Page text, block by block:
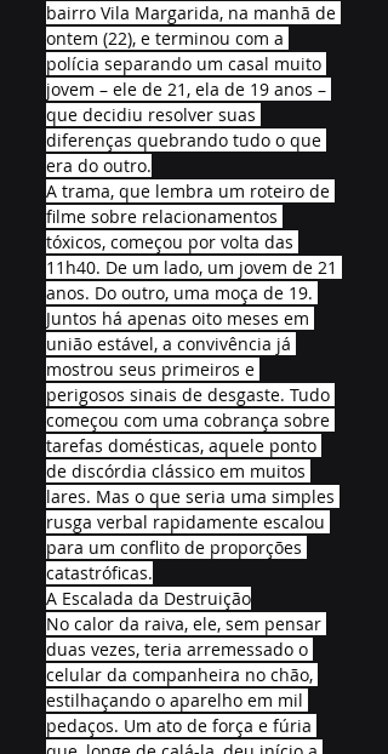
bairro Vila Margarida, na manhã de
ontem (22), e terminou com a
polícia separando um casal muito
jovem – ele de 21, ela de 19 anos –
que decidiu resolver suas
diferenças quebrando tudo o que
era do outro.
A trama, que lembra um roteiro de
filme sobre relacionamentos
tóxicos, começou por volta das
11h40. De um lado, um jovem de 21
anos. Do outro, uma moça de 19.
Juntos há apenas oito meses em
união estável, a convivência já
mostrou seus primeiros e
perigosos sinais de desgaste. Tudo
começou com uma cobrança sobre
tarefas domésticas, aquele ponto
de discórdia clássico em muitos
lares. Mas o que seria uma simples
rusga verbal rapidamente escalou
para um conflito de proporções
catastróficas.
A Escalada da Destruição
No calor da raiva, ele, sem pensar
duas vezes, teria arremessado o
celular da companheira no chão,
estilhaçando o aparelho em mil
pedaços. Um ato de força e fúria